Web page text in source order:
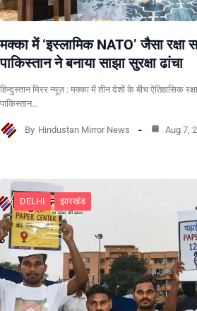
मक्का में ‘इस्लामिक NATO’ जैसा रक्षा
पाकिस्तान ने बनाया साझा सुरक्षा ढांचा
हिन्दुस्तान मिरर न्यूज़ : मक्का में तीन देशों के बीच ऐतिहासिक
पाकिस्तान…
By Hindustan Mirror News Aug 7,
DELHI झारखंड